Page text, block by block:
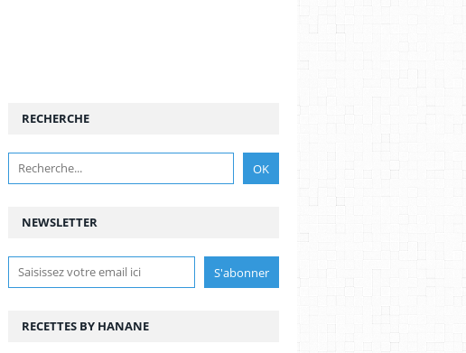
NEWSLETTER
RECHERCHE
RECETTES BY HANANE